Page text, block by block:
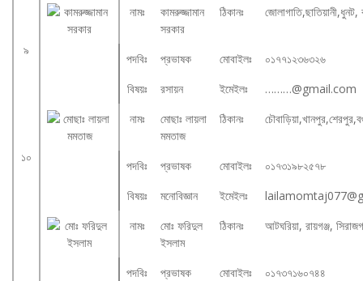
৯
নামঃ
কামরুজ্জামান
সরকার
ঠিকানঃ
পদবিঃ প্রভাষক মোবাইলঃ
০১৭৭১২৩৬৩২৬
বিষয়ঃ
রসায়ন ইমেইলঃ ………@gmail.com
১০
নামঃ
মোছাঃ লায়লা
মমতাজ
ঠিকানঃ
পদবিঃ প্রভাষক মোবাইলঃ
০১৭৩১৯৮২৫৭৮
বিষয়ঃ
মনোবিজ্ঞান ইমেইলঃ
নামঃ
মোঃ ফরিদুল
ইসলাম
ঠিকানঃ আটঘরিয়া, রায়গঞ্জ,
পদবিঃ প্রভাষক মোবাইলঃ
০১৭৩৭১৬০৭৪৪